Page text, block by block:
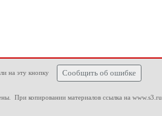
на эту кнопку Сообщить об ошибке
При копировании материалов ссылка на www.s3.ru